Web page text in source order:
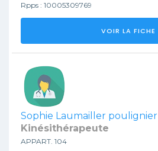
Rpps : 10005309769
VOIR LA FICHE
Sophie Laumailler poulignier
Kinésithérapeute
APPART. 104